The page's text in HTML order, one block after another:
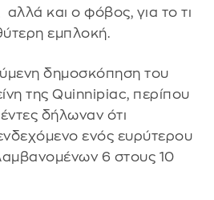
και ο φόβος, για το τι
εμπλοκή.
δημοσκόπηση του
της Quinnipiac, περίπου
δήλωναν ότι
ενός ευρύτερου
6 στους 10